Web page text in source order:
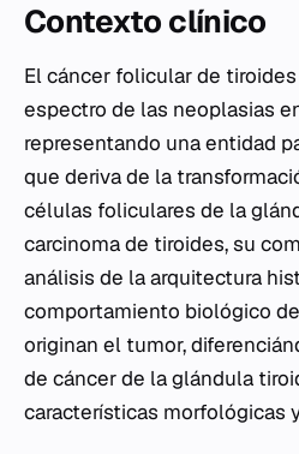
Contexto clínico
El cáncer folicular de
espectro de las neoplasias
representando una entidad
que deriva de la
células foliculares de la
carcinoma de tiroides, su
análisis de la arquitectura
comportamiento biológico
originan el tumor,
de cáncer de la glándula
características morfológicas